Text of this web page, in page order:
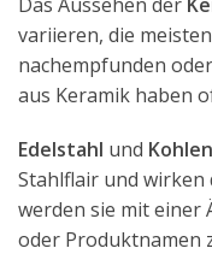
variieren, die
nachempfunden
aus Keramik haben
Edelstahl und
Stahlflair und wirken
werden sie mit einer
oder Produktnamen